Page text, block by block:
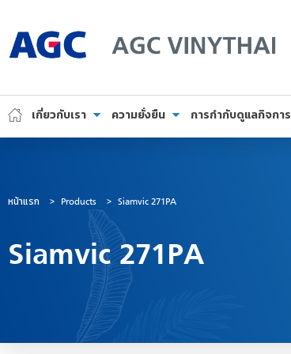
เกี่ยวกับเรา ความยั่งยืน การกำกับดูแลกิจการ
หน้าแรก > Products > Siamvic 271PA
Siamvic 271PA